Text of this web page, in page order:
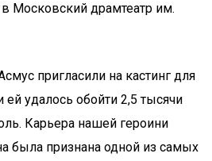
Московский драмтеатр им.
пригласили на кастинг для
ей удалось обойти 2,5 тысячи
Карьера нашей героини
была признана одной из самых